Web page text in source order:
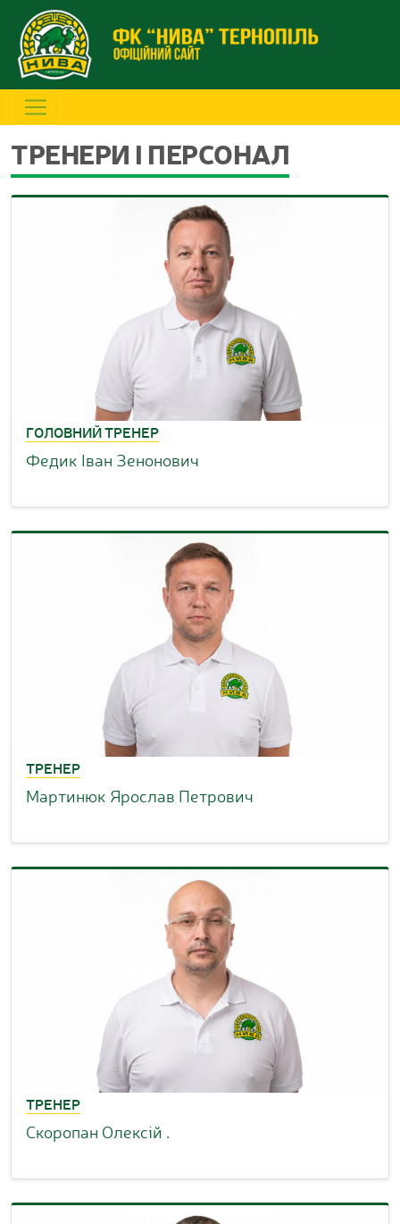
ТРЕНЕРИ І ПЕРСОНАЛ
ГОЛОВНИЙ ТРЕНЕР
Федик Іван Зенонович
ТРЕНЕР
Мартинюк Ярослав Петрович
ТРЕНЕР
Скоропан Олексій .